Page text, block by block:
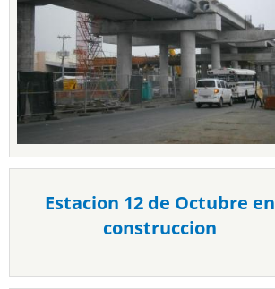
Estacion 12 de Octubre en
construccion